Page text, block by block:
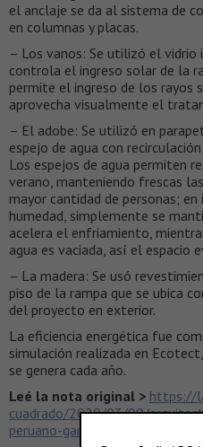
el anclaje se da al sistema de
en columnas y placas.
– Los vanos: Se utilizó el
controla el ingreso solar de la
permite el ingreso de los rayos
aprovecha visualmente el
– El adobe: Se utilizó en
espejo de agua con
Los espejos de agua permiten
verano, manteniendo frescas
mayor cantidad de personas;
humedad, simplemente se
acelera el enfriamiento,
agua es vaciada, así el espacio
– La madera: Se usó
piso de la rampa que se ubica
del proyecto en exterior.
La eficiencia energética fue
simulación realizada en
se genera cada año.
Leé la nota original > https://
cuadrado/2020/03/09/
peruano-gana-concurso-